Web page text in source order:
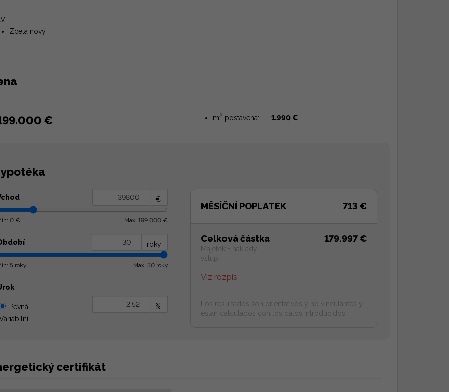
Zcela nový
€ m2 postavena: 1.990 €
€
0 € Max: 199.000 €
roky
5 roky Max: 30 roky
Pevná
%
MĚSÍČNÍ POPLATEK 713 €
Celková částka
Majetek + náklady -
vstup
Viz rozpis
179.997 €
Los resultados son orientativos y no vinculantes y
estan calculados con los datos introducidos.
certifikát